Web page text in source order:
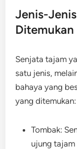
Jenis-
Ditemukan
Senjata tajam
satu jenis,
bahaya yang
yang ditemukan:
Tombak:
ujung